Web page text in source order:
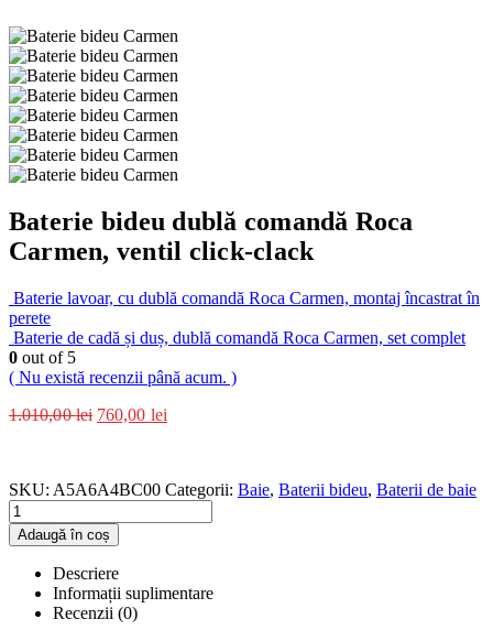
Baterie bideu dublă comandă Roca
Carmen, ventil click-clack
Baterie lavoar, cu dublă comandă Roca Carmen, montaj încastrat în
perete
Baterie de cadă și duș, dublă comandă Roca Carmen, set complet
0 out of 5
( Nu există recenzii până acum. )
1.010,00lei 760,00 lei
SKU: A5A6A4BC00 Categorii: Baie, Baterii bideu, Baterii de baie
Adaugă în coș
Descriere
Informații suplimentare
Recenzii (0)